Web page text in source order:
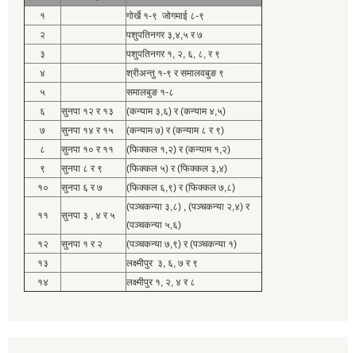
१
गोर्खे १-९ जोगमाई ८-९
२
पशुपतिनगर ३,४,५ र ७
३
पशुपतिनगर १, २, ६, ८, र ९
४
श्रीअन्तु १-९ र समालवबुङ ९
५
समालबुङ १-८
६
सुनपा १२ र १३
(कन्याम ३,६) र (कन्याम ४,५)
७
सुनपा १४ र १५
(कन्याम ७) र (कन्याम ८ र ९)
८
सुनपा १० र ११
(फिक्कल १,२) र (कन्याम १,२)
९
सुनपा ८ र ९
(फिक्कल ५) र (फिक्कल ३,४)
१०
सुनपा ६ र ७ (फिक्कल ६,९) र (फिक्कल ७,८)
११ सुनपा ३ , ४ र ५
(पञ्चकन्या ३,८) , (पञ्चकन्या २,४) र
(पञ्चकन्या ५,६)
१२
सुनपा १ र २
(पञ्चकन्या ७,९) र (पञ्चकन्या १)
१३
लक्ष्मीपुर ३, ६, ७ र ९
१४
लक्ष्मीपुर १, २, ४ र ८